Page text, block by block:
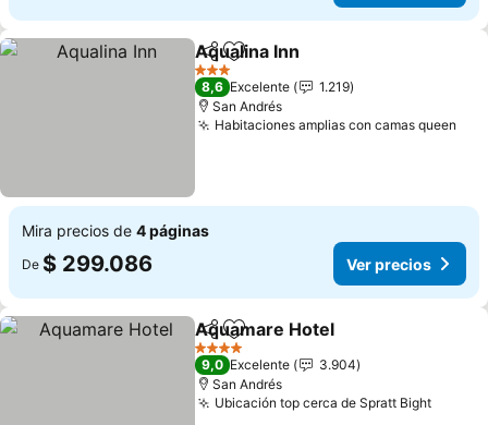
CompartirAgregar a favoritos
Aqualina Inn
3 Estrellas
8,6 Excelente
1.219
San Andrés
Habitaciones amplias con camas queen
Mira precios de 4 páginas
De $ 299.086 Ver precios
CompartirAgregar a favoritos
Aquamare Hotel
4 Estrellas
9,0 Excelente
3.904
San Andrés
Ubicación top cerca de Spratt BightVer